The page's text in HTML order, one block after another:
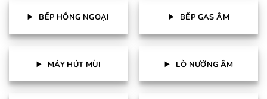
BẾP HỒNG NGOẠI BẾP GAS ÂM
MÁY HÚT MÙI LÒ NƯỚNG ÂM